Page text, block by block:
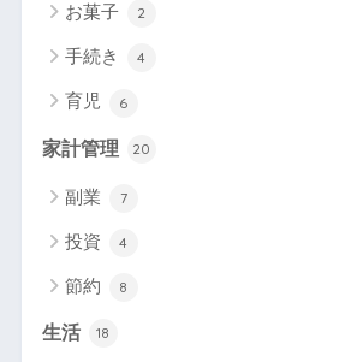
お菓子 2
手続き 4
育児 6
家計管理 20
副業 7
投資 4
節約 8
生活 18